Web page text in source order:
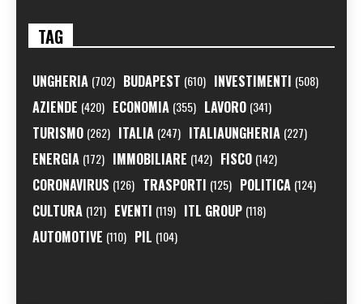
TAG
UNGHERIA (702) BUDAPEST (610) INVESTIMENTI (508)
AZIENDE (420) ECONOMIA (355) LAVORO (341)
TURISMO (262) ITALIA (247) ITALIAUNGHERIA (227)
ENERGIA (172) IMMOBILIARE (142) FISCO (142)
CORONAVIRUS (126) TRASPORTI (125) POLITICA (124)
CULTURA (121) EVENTI (119) ITL GROUP (118)
AUTOMOTIVE (110) PIL (104)